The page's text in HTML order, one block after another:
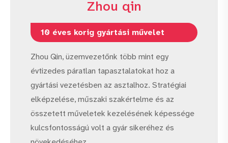
Zhou qin
10 éves korig gyártási művelet
Zhou Qin, üzemvezetőnk több mint egy
évtizedes páratlan tapasztalatokat hoz a
gyártási vezetésben az asztalhoz. Stratégiai
elképzelése, műszaki szakértelme és az
összetett műveletek kezelésének képessége
kulcsfontosságú volt a gyár sikeréhez és